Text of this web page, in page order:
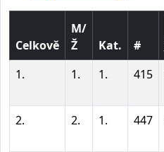
Celkově
M/
Ž
Kat. #
1.
1. 1. 415
2. 2. 1. 447